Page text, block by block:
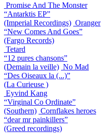
Promise And The Monster
“Antarktis EP”
(Imperial Recordings) Oranger
“New Comes And Goes”
(Fargo Records)
Tetard
“12 pures chansons”
(Demain la veille) No Mad
“Des Oiseaux la (...)”
(La Curieuse )
Eyvind Kang
“Virginal Co Ordinate”
(Southern) Cornflakes heroes
“dear mr painkillers”
(Greed recordings)